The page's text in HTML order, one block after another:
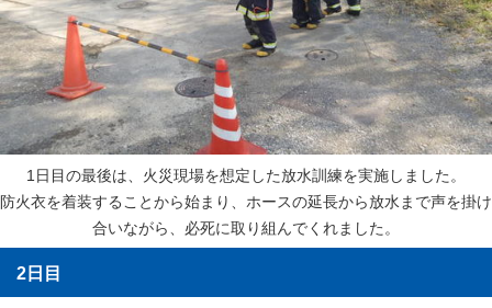
1日目の最後は、火災現場を想定した放水訓練を実施しました。
防火衣を着装することから始まり、ホースの延長から放水まで声を掛け
合いながら、必死に取り組んでくれました。
2日目